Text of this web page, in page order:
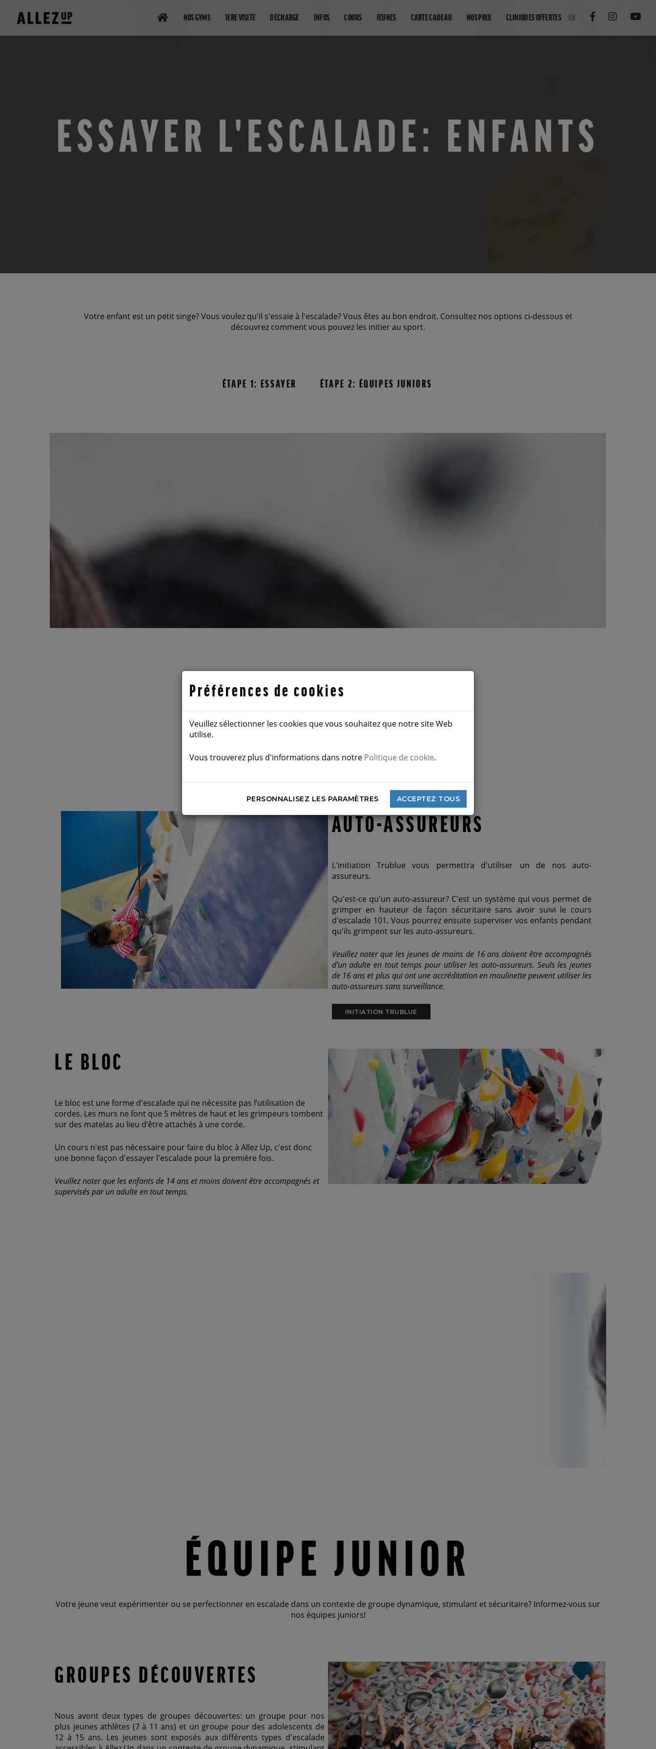
NOS GYMS 1ERE VISITE DÉCHARGE INFOS COURS JEUNES CARTE CADEAU NOS PRIX CLINIQUES OFFERTES EN
ESSAYER L'ESCALADE: ENFANTS
Votre enfant est un petit singe? Vous voulez qu'il s'essaie à l'escalade? Vous êtes au bon endroit. Consultez nos options ci-dessous et
découvrez comment vous pouvez les initier au sport.
ÉTAPE 1: ESSAYER ÉTAPE 2: ÉQUIPES JUNIORS
ESSAYER
Votre enfant peut essayer l'escalade en essayant les auto-assureurs ou le bloc.
AUTO-ASSUREURS
L'initiation Trublue vous permettra d'utiliser un de nos auto-
assureurs.
Qu'est-ce qu'un auto-assureur? C'est un système qui vous permet de
grimper en hauteur de façon sécuritaire sans avoir suivi le cours
d'escalade 101. Vous pourrez ensuite superviser vos enfants pendant
qu'ils grimpent sur les auto-assureurs.
Veuillez noter que les jeunes de moins de 16 ans doivent être accompagnés
d'un adulte en tout temps pour utiliser les auto-assureurs. Seuls les jeunes
de 16 ans et plus qui ont une accréditation en moulinette peuvent utiliser les
auto-assureurs sans surveillance.
INITIATION TRUBLUE
LE BLOC
Le bloc est une forme d'escalade qui ne nécessite pas l’utilisation de
cordes. Les murs ne font que 5 mètres de haut et les grimpeurs tombent
sur des matelas au lieu d’être attachés à une corde.
Un cours n'est pas nécessaire pour faire du bloc à Allez Up, c'est donc
une bonne façon d'essayer l'escalade pour la première fois.
Veuillez noter que les enfants de 14 ans et moins doivent être accompagnés et
supervisés par un adulte en tout temps.
ÉQUIPE JUNIOR
Votre jeune veut expérimenter ou se perfectionner en escalade dans un contexte de groupe dynamique, stimulant et sécuritaire? Informez-vous sur
nos équipes juniors!
GROUPES DÉCOUVERTES
Nous avont deux types de groupes découvertes: un groupe pour nos
plus jeunes athlètes (7 à 11 ans) et un groupe pour des adolescents de
12 à 15 ans. Les jeunes sont exposés aux différents types d'escalade
Préférences de cookies
Veuillez sélectionner les cookies que vous souhaitez que notre site Web
utilise.
Vous trouverez plus d'informations dans notre Politique de cookie.
PERSONNALISEZ LES PARAMÈTRES ACCEPTEZ TOUS